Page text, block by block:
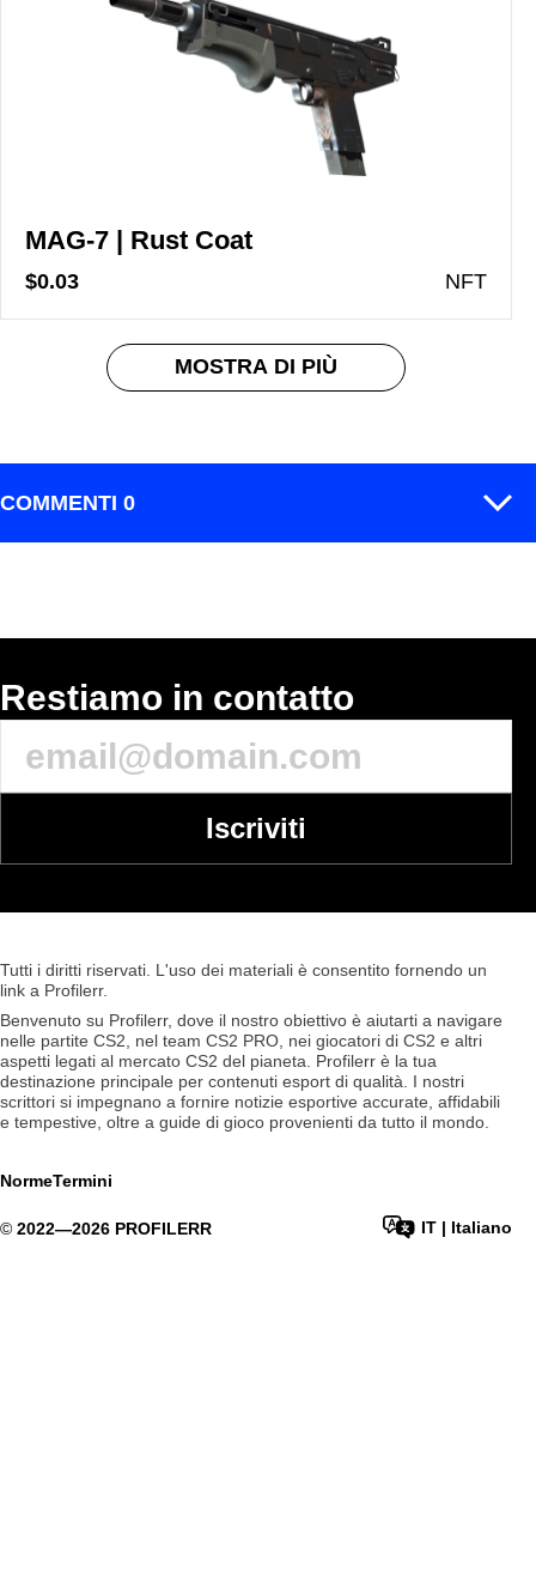
MAG-7 | Rust Coat
$0.03 NFT
MOSTRA DI PIÙ
COMMENTI 0
Restiamo in contatto
Iscriviti
Tutti i diritti riservati. L'uso dei materiali è consentito fornendo un
link a Profilerr.
Benvenuto su Profilerr, dove il nostro obiettivo è aiutarti a navigare
nelle partite CS2, nel team CS2 PRO, nei giocatori di CS2 e altri
aspetti legati al mercato CS2 del pianeta. Profilerr è la tua
destinazione principale per contenuti esport di qualità. I nostri
scrittori si impegnano a fornire notizie esportive accurate, affidabili
e tempestive, oltre a guide di gioco provenienti da tutto il mondo.
NormeTermini
© 2022—2026 PROFILERR IT | Italiano